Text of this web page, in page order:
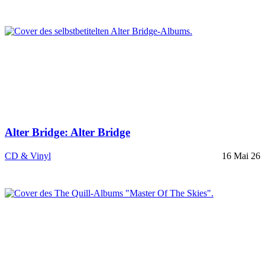
Alter Bridge: Alter Bridge
CD & Vinyl 16 Mai 26